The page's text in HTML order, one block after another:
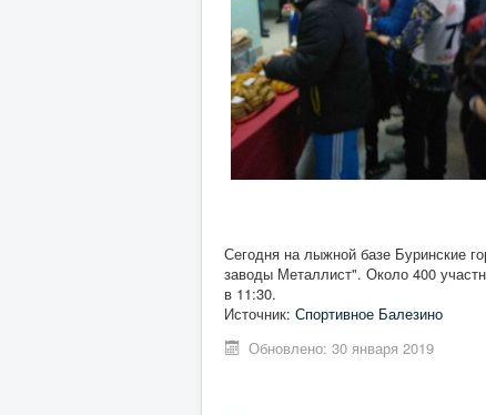
Сегодня на лыжной базе Буринские
заводы Металлист". Около 400
в 11:30.
Источник: Спортивное Балезино
Обновлено: 30 января 2019